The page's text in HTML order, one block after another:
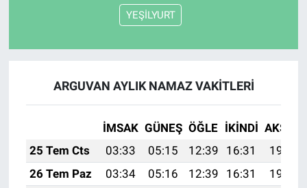
YEŞİLYURT
ARGUVAN AYLIK NAMAZ VAKITLERI
İMSAK GÜNEŞ ÖĞLE İKINDI AKŞAM
25 Tem Cts
03:33 05:15 12:39 16:31
19:52
26 Tem Paz
03:34 05:16 12:39 16:31
19:51